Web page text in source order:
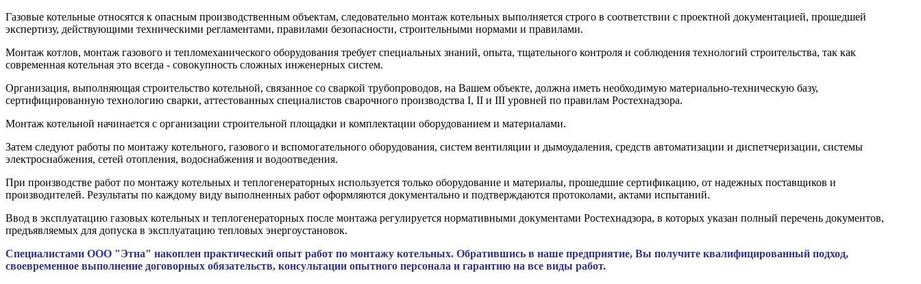
Газовые котельные относятся к опасным производственным объектам, следовательно монтаж котельных выполняется строго в соответствии с проектной документацией, прошедшей
экспертизу, действующими техническими регламентами, правилами безопасности, строительными нормами и правилами.
Монтаж котлов, монтаж газового и тепломеханического оборудования требует специальных знаний, опыта, тщательного контроля и соблюдения технологий строительства, так как
современная котельная это всегда - совокупность сложных инженерных систем.
Организация, выполняющая строительство котельной, связанное со сваркой трубопроводов, на Вашем объекте, должна иметь необходимую материально-техническую базу,
сертифицированную технологию сварки, аттестованных специалистов сварочного производства I, II и III уровней по правилам Ростехнадзора.
Монтаж котельной начинается с организации строительной площадки и комплектации оборудованием и материалами.
Затем следуют работы по монтажу котельного, газового и вспомогательного оборудования, систем вентиляции и дымоудаления, средств автоматизации и диспетчеризации, системы
электроснабжения, сетей отопления, водоснабжения и водоотведения.
При производстве работ по монтажу котельных и теплогенераторных используется только оборудование и материалы, прошедшие сертификацию, от надежных поставщиков и
производителей. Результаты по каждому виду выполненных работ оформляются документально и подтверждаются протоколами, актами испытаний.
Ввод в эксплуатацию газовых котельных и теплогенераторных после монтажа регулируется нормативными документами Ростехнадзора, в которых указан полный перечень документов,
предъявляемых для допуска в эксплуатацию тепловых энергоустановок.
Специалистами ООО "Этна" накоплен практический опыт работ по монтажу котельных. Обратившись в наше предприятие, Вы получите квалифицированный подход,
своевременное выполнение договорных обязательств, консультации опытного персонала и гарантию на все виды работ.